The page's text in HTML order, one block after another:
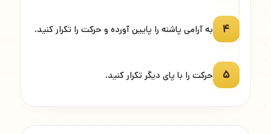
۴ به آرامی پاشنه را پایین آورده و حرکت را تکرار کنید.
۵ حرکت را با پای دیگر تکرار کنید.